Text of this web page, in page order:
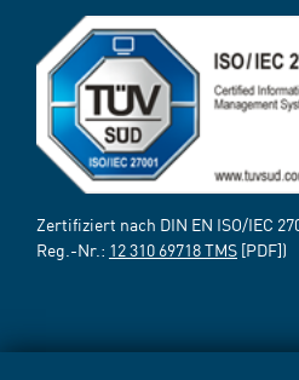
Zertifiziert nach DIN EN ISO/IEC
Reg.-Nr.: 12 310 69718 TMS [PDF])